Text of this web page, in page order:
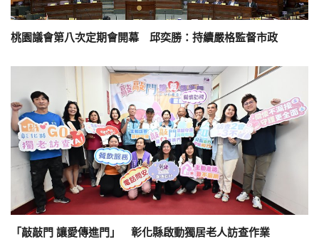
桃園議會第八次定期會開幕 邱奕勝：持續嚴格監督市政
「敲敲門 讓愛傳進門」 彰化縣啟動獨居老人訪查作業